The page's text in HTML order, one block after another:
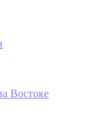
Востоке